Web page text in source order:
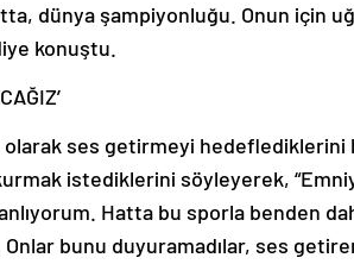
dünya şampiyonluğu. Onun için
konuştu.
ses getirmeyi hedeflediklerini
istediklerini söyleyerek,
Hatta bu sporla benden
bunu duyuramadılar, ses